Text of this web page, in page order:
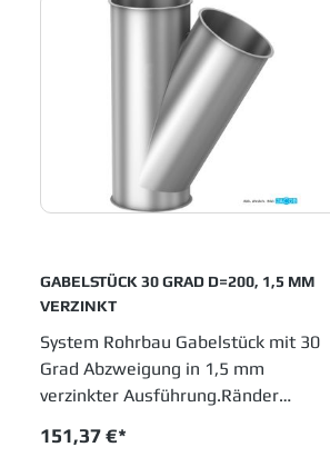
Einfache Montage sowie innovative
Entwicklungen haben JACOB Rohrbau
in allen Industrien etabliert, die in
Fertigungsprozessen metallene
Laufrohre einsetzen.
GABELSTÜCK 30 GRAD D=200, 1,5 MM
VERZINKT
System Rohrbau Gabelstück mit 30
Grad Abzweigung in 1,5 mm
verzinkter Ausführung.Ränder
Einbauhöhe 530 mm. JACOB
151,37 €*